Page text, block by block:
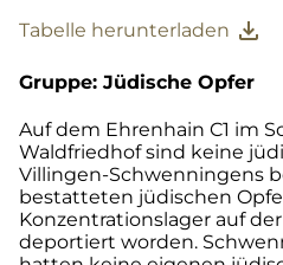
Tabelle herunterladen download
Gruppe: Jüdische Opfer
Auf dem Ehrenhain C1 im
Waldfriedhof sind keine
Villingen-Schwenningens
bestatteten jüdischen
Konzentrationslager auf
deportiert worden.